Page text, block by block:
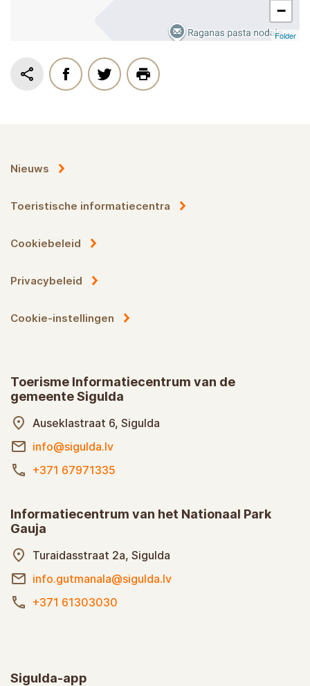
−
Folder
Nieuws
Toeristische informatiecentra
Cookiebeleid
Privacybeleid
Cookie-instellingen
Toerisme Informatiecentrum van de
gemeente Sigulda
Auseklastraat 6, Sigulda
info@sigulda.lv
+371 67971335
Informatiecentrum van het Nationaal Park
Gauja
Turaidasstraat 2a, Sigulda
info.gutmanala@sigulda.lv
+371 61303030
Sigulda-app